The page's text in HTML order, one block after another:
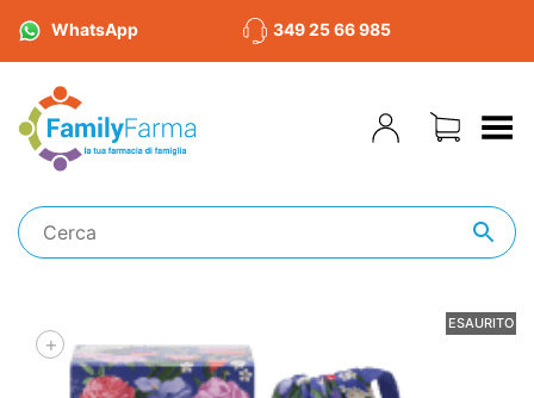
WhatsApp 349 25 66 985
Toggle Menu
ESAURITO
+